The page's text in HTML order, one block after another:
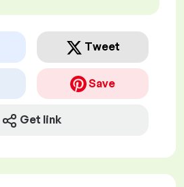
Tweet
Save
Get link